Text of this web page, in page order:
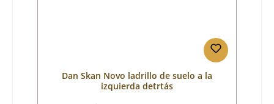
Dan Skan Novo ladrillo de suelo a la
izquierda detrtás